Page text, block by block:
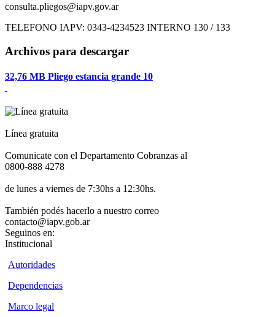
consulta.pliegos@iapv.gov.ar
TELEFONO IAPV: 0343-4234523 INTERNO 130 / 133
Archivos para descargar
32,76 MB Pliego estancia grande 10
Línea gratuita
Comunicate con el Departamento Cobranzas al
0800-888 4278
de lunes a viernes de 7:30hs a 12:30hs.
También podés hacerlo a nuestro correo
contacto@iapv.gob.ar
Seguinos en:
Institucional
Autoridades
Dependencias
Marco legal